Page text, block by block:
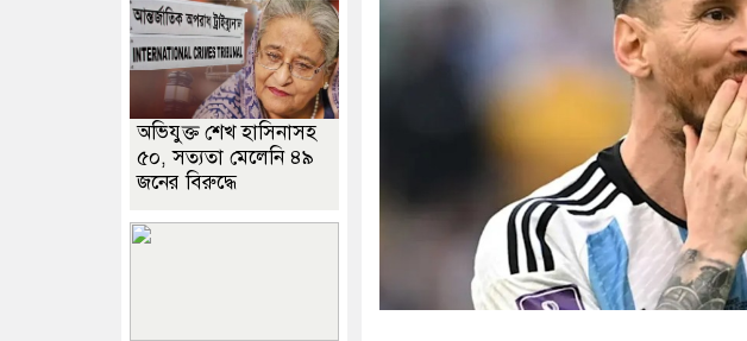
অভিযুক্ত শেখ হাসিনাসহ
৫০, সত্যতা মেলেনি ৪৯
জনের বিরুদ্ধে